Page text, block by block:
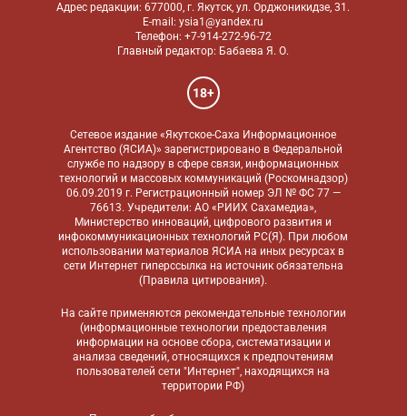
Адрес редакции: 677000, г. Якутск, ул. Орджоникидзе, 31.
E-mail: ysia1@yandex.ru
Телефон: +7-914-272-96-72
Главный редактор: Бабаева Я. О.
18+
Сетевое издание «Якутское-Саха Информационное
Агентство (ЯСИА)» зарегистрировано в Федеральной
службе по надзору в сфере связи, информационных
технологий и массовых коммуникаций (Роскомнадзор)
06.09.2019 г. Регистрационный номер ЭЛ № ФС 77 —
76613. Учредители: АО «РИИХ Сахамедиа»,
Министерство инноваций, цифрового развития и
инфокоммуникационных технологий РС(Я). При любом
использовании материалов ЯСИА на иных ресурсах в
сети Интернет гиперссылка на источник обязательна
(Правила цитирования).
На сайте применяются рекомендательные технологии
(информационные технологии предоставления
информации на основе сбора, систематизации и
анализа сведений, относящихся к предпочтениям
пользователей сети "Интернет", находящихся на
территории РФ)